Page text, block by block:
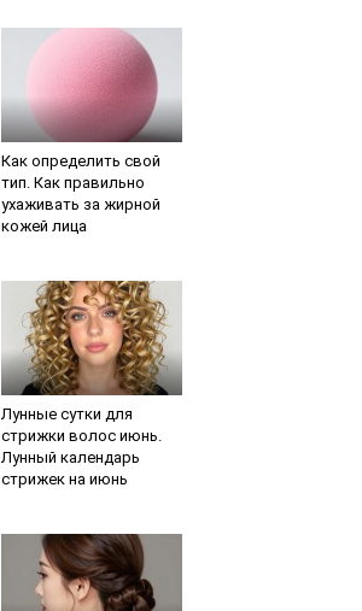
Как определить свой
тип. Как правильно
ухаживать за жирной
кожей лица
Лунные сутки для
стрижки волос июнь.
Лунный календарь
стрижек на июнь